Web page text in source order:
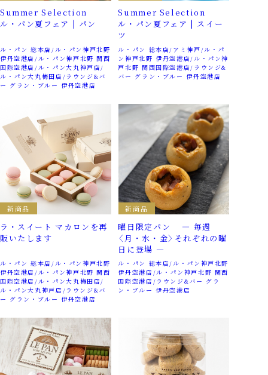
Summer Selection
ル・パン夏フェア | パン
ル・パン 総本店
ル・パン神戸北野
伊丹空港店
ル・パン神戸北野 関西
国際空港店
ル・パン大丸神戸店
ル・パン大丸梅田店
ラウンジ&バ
ー グラン・ブルー 伊丹空港店
Summer Selection
ル・パン夏フェア | スイー
ツ
ル・パン 総本店 アミ神戸 ル・パ
ン神戸北野 伊丹空港店 ル・パン神
戸北野 関西国際空港店
ラウンジ&
バー グラン・ブルー 伊丹空港店
新商品
ラ・スイート マカロンを再
販いたします
ル・パン 総本店 ル・パン神戸北野
伊丹空港店 ル・パン神戸北野 関西
国際空港店 ル・パン大丸梅田店
ル・パン大丸神戸店
ラウンジ&バ
ー グラン・ブルー 伊丹空港店
新商品
曜日限定パン ― 毎週
〈月・水・金〉それぞれの曜
日に登場 ―
ル・パン 総本店 ル・パン神戸北野
伊丹空港店 ル・パン神戸北野 関西
国際空港店
ラウンジ&バー グラ
ン・ブルー 伊丹空港店